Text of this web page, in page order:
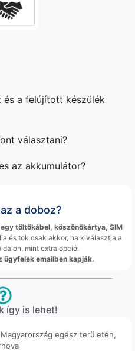
és a felújított készülék
választani?
az akkumulátor?
a doboz?
egy töltőkábel, köszönőkártya, SIM
és tok csak akkor, ha kiválasztja a
mint extra opció.
ügyfelek emailben kapják.
így is lehet!
Magyarország egész területén,